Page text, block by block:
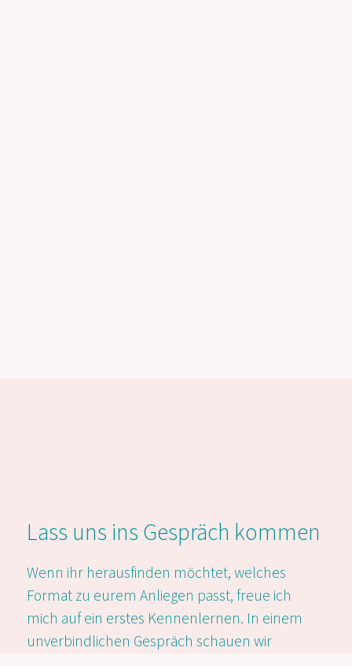
Lass uns ins Gespräch kommen
Wenn ihr herausfinden möchtet, welches
Format zu eurem Anliegen passt, freue ich
mich auf ein erstes Kennenlernen. In einem
unverbindlichen Gespräch schauen wir